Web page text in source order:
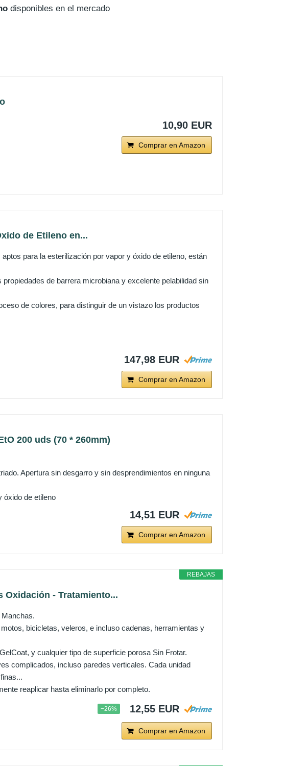
disponibles en el mercado
10,90 EUR
Comprar en Amazon
de Etileno en...
para la esterilización por vapor y óxido de etileno, están
de barrera microbiana y excelente pelabilidad sin
de colores, para distinguir de un vistazo los productos
147,98 EUR
Comprar en Amazon
200 uds (70 * 260mm)
Apertura sin desgarro y sin desprendimientos en ninguna
óxido de etileno
14,51 EUR
Comprar en Amazon
REBAJAS
- Tratamiento...
Manchas.
bicicletas, veleros, e incluso cadenas, herramientas y
y cualquier tipo de superficie porosa Sin Frotar.
complicados, incluso paredes verticales. Cada unidad
reaplicar hasta eliminarlo por completo.
−26% 12,55 EUR
Comprar en Amazon